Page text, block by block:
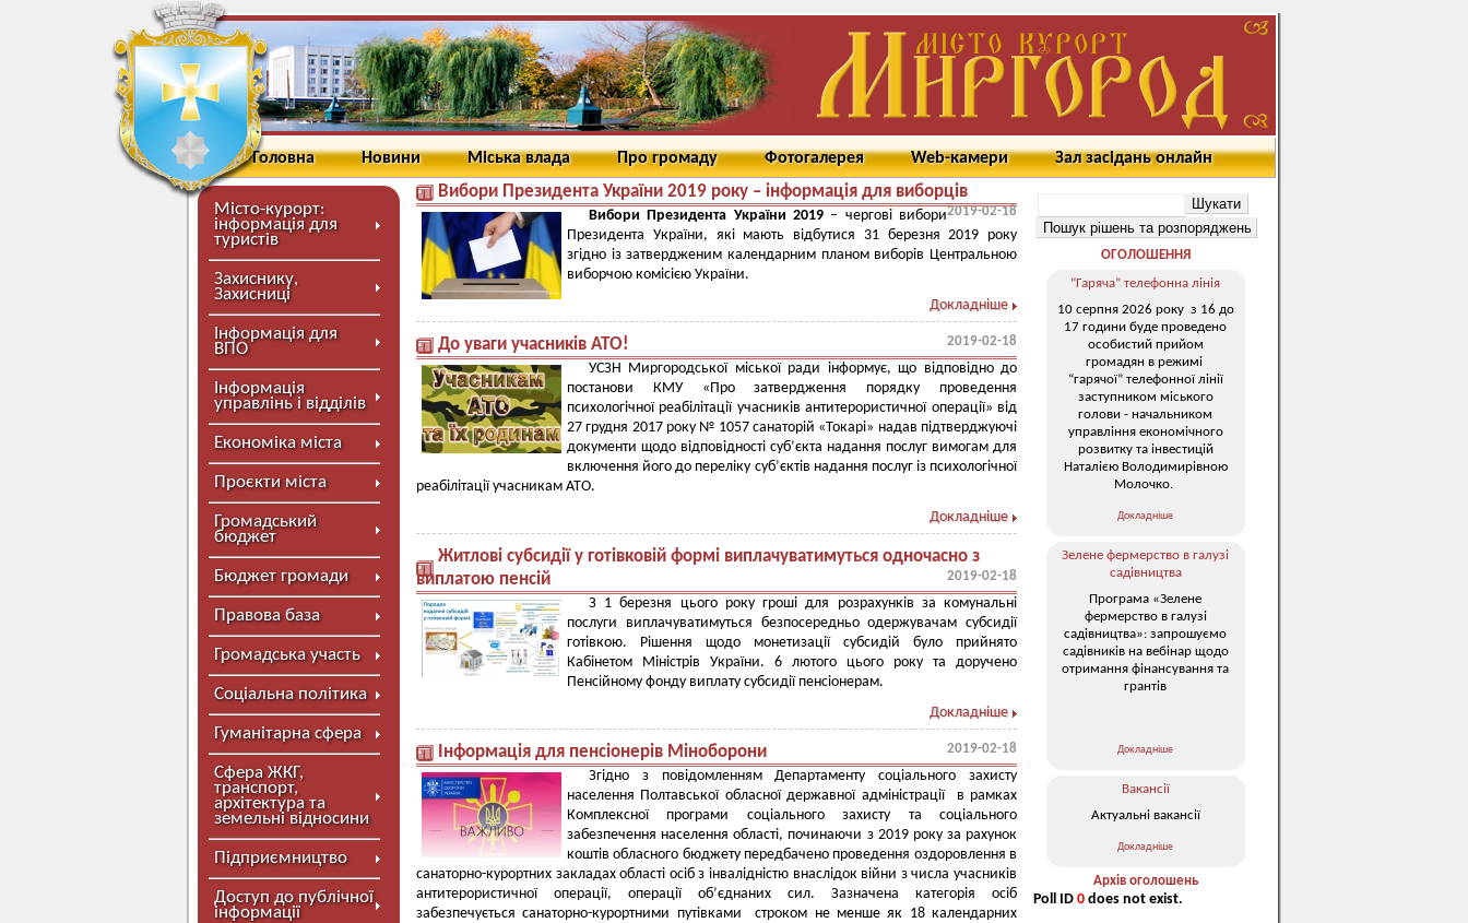
Головна Новини Міська влада Про громаду Фотогалерея Web-камери Зал засідань онлайн
Місто-курорт:
інформація для
туристів
Захиснику,
Захисниці
Інформація для
ВПО
Інформація
управлінь і відділів
Економіка міста
Проєкти міста
Громадський
бюджет
Бюджет громади
Правова база
Громадська участь
Соціальна політика
Гуманітарна сфера
Сфера ЖКГ,
транспорт,
архітектура та
земельні відносини
Підприємництво
Доступ до публічної
інформації
Вибори Президента України 2019 року – інформація для виборців
2019-02-18
Вибори Президента України 2019 – чергові вибори
Президента України, які мають відбутися 31 березня 2019 року
згідно із затвердженим календарним планом виборів Центральною
виборчою комісією України.
Докладніше
До уваги учасників АТО! 2019-02-18
УСЗН Миргородської міської ради інформує, що відповідно до
постанови КМУ «Про затвердження порядку проведення
психологічної реабілітації учасників антитерористичної операції» від
27 грудня 2017 року № 1057 санаторій «Токарі» надав підтверджуючі
документи щодо відповідності суб’єкта надання послуг вимогам для
включення його до переліку суб’єктів надання послуг із психологічної
реабілітації учасникам АТО.
Докладніше
Житлові субсидії у готівковій формі виплачуватимуться одночасно з
виплатою пенсій
2019-02-18
З 1 березня цього року гроші для розрахунків за комунальні
послуги виплачуватимуться безпосередньо одержувачам субсидії
готівкою. Рішення щодо монетизації субсидій було прийнято
Кабінетом Міністрів України. 6 лютого цього року та доручено
Пенсійному фонду виплату субсидії пенсіонерам.
Докладніше
Інформація для пенсіонерів Міноборони 2019-02-18
Згідно з повідомленням Департаменту соціального захисту
населення Полтавської обласної державної адміністрації в рамках
Комплексної програми соціального захисту та соціального
забезпечення населення області, починаючи з 2019 року за рахунок
коштів обласного бюджету передбачено проведення оздоровлення в
санаторно-курортних закладах області осіб з інвалідністю внаслідок війни з числа учасників
антитерористичної операції, операції об’єднаних сил. Зазначена категорія осіб
забезпечується санаторно-курортними путівками строком не менше як 18 календарних
ОГОЛОШЕННЯ
“Гаряча” телефонна лінія
10 серпня 2026 року з 16 до
17 години буде проведено
особистий прийом
громадян в режимі
“гарячої” телефонної лінії
заступником міського
голови - начальником
управління економічного
розвитку та інвестицій
Наталією Володимирівною
Молочко.
Докладніше
Зелене фермерство в галузі
садівництва
Програма «Зелене
фермерство в галузі
садівництва»: запрошуємо
садівників на вебінар щодо
отримання фінансування та
грантів
Докладніше
Вакансії
Актуальні вакансії
Докладніше
Архів оголошень
Poll ID 0 does not exist.